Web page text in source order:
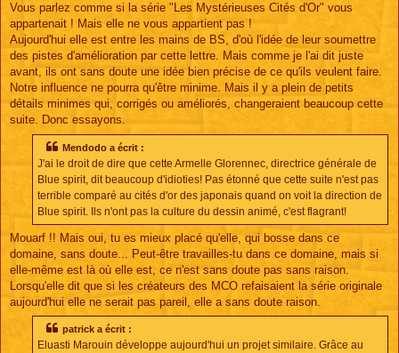
Vous parlez comme si la série "Les Mystérieuses Cités d'Or" vous
appartenait ! Mais elle ne vous appartient pas !
Aujourd'hui elle est entre les mains de BS, d'où l'idée de leur soumettre
des pistes d'amélioration par cette lettre. Mais comme je l'ai dit juste
avant, ils ont sans doute une idée bien précise de ce qu'ils veulent faire.
Notre influence ne pourra qu'être minime. Mais il y a plein de petits
détails minimes qui, corrigés ou améliorés, changeraient beaucoup cette
suite. Donc essayons.
Mendodo a écrit :
J'ai le droit de dire que cette Armelle Glorennec, directrice générale de
Blue spirit, dit beaucoup d'idioties! Pas étonné que cette suite n'est pas
terrible comparé au cités d'or des japonais quand on voit la direction de
Blue spirit. Ils n'ont pas la culture du dessin animé, c'est flagrant!
Mouarf !! Mais oui, tu es mieux placé qu'elle, qui bosse dans ce
domaine, sans doute... Peut-être travailles-tu dans ce domaine, mais si
elle-même est là où elle est, ce n'est sans doute pas sans raison.
Lorsqu'elle dit que si les créateurs des MCO refaisaient la série originale
aujourd'hui elle ne serait pas pareil, elle a sans doute raison.
patrick a écrit :
Eluasti Marouin développe aujourd'hui un projet similaire. Grâce au